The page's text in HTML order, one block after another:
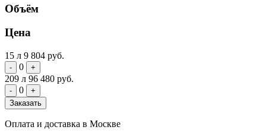
Объём
Цена
15 л 9 804 руб.
- 0 +
209 л 96 480 руб.
- 0
+
Заказать
Оплата и доставка в Москве